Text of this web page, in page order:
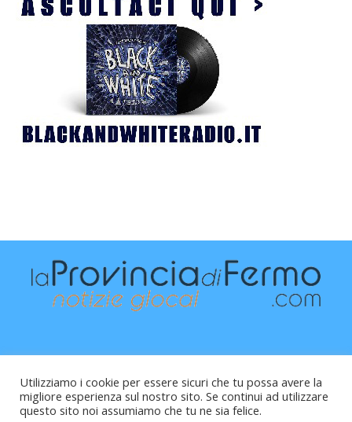
Utilizziamo i cookie per essere sicuri che tu possa avere la
migliore esperienza sul nostro sito. Se continui ad utilizzare
questo sito noi assumiamo che tu ne sia felice.